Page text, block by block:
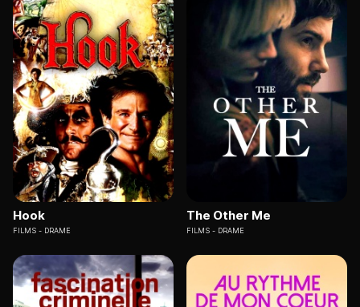
Hook
FILMS DRAME
The Other Me
FILMS DRAME